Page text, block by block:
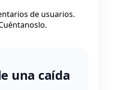
de usuarios.
una caída